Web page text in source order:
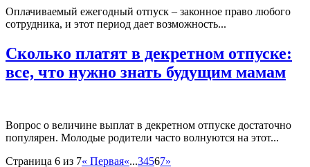
Оплачиваемый ежегодный отпуск – законное право любого
сотрудника, и этот период дает возможность...
Сколько платят в декретном отпуске:
все, что нужно знать будущим мамам
Вопрос о величине выплат в декретном отпуске достаточно
популярен. Молодые родители часто волнуются на этот...
Страница 6 из 7« Первая«...34567»